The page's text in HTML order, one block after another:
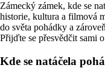
Zámecký zámek, kde se
historie, kultura a filmová
do světa pohádky a
Přijďte se přesvědčit sami
Kde se natáčela